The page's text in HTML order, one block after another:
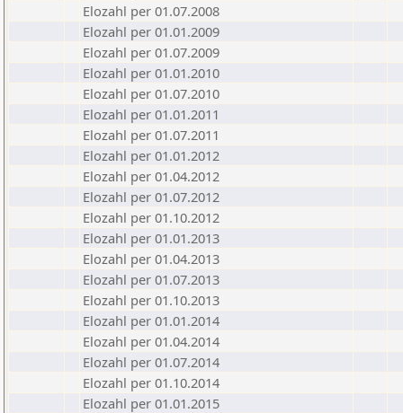
Elozahl per 01.07.2008
Elozahl per 01.01.2009
Elozahl per 01.07.2009
Elozahl per 01.01.2010
Elozahl per 01.07.2010
Elozahl per 01.01.2011
Elozahl per 01.07.2011
Elozahl per 01.01.2012
Elozahl per 01.04.2012
Elozahl per 01.07.2012
Elozahl per 01.10.2012
Elozahl per 01.01.2013
Elozahl per 01.04.2013
Elozahl per 01.07.2013
Elozahl per 01.10.2013
Elozahl per 01.01.2014
Elozahl per 01.04.2014
Elozahl per 01.07.2014
Elozahl per 01.10.2014
Elozahl per 01.01.2015